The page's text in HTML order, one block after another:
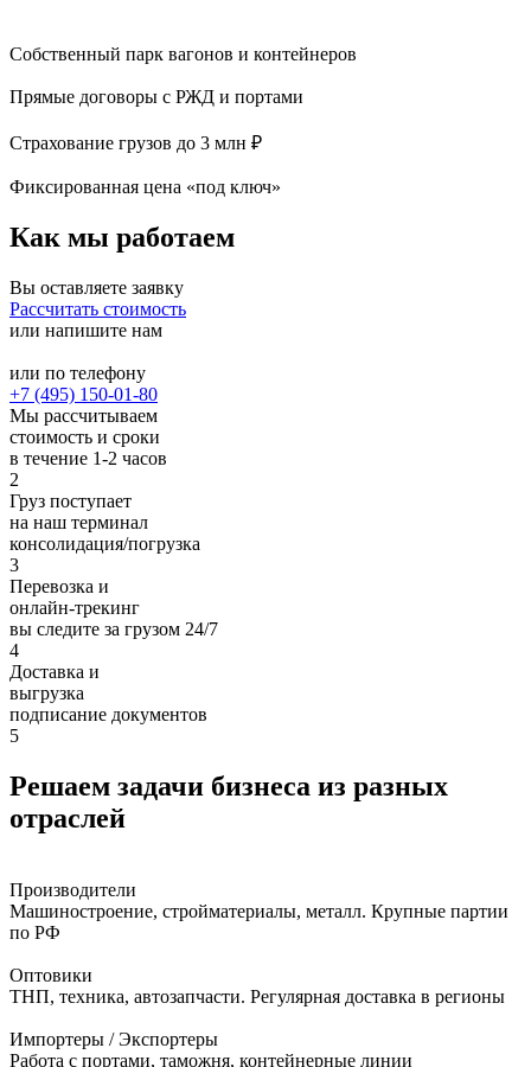
Собственный парк вагонов и контейнеров
Прямые договоры с РЖД и портами
Страхование грузов до 3 млн ₽
Фиксированная цена «под ключ»
Как мы работаем
Вы оставляете заявку
Рассчитать стоимость
или напишите нам
или по телефону
+7 (495) 150-01-80
Мы рассчитываем
стоимость и сроки
в течение 1-2 часов
2
Груз поступает
на наш терминал
консолидация/погрузка
3
Перевозка и
онлайн-трекинг
вы следите за грузом 24/7
4
Доставка и
выгрузка
подписание документов
5
Решаем задачи бизнеса из разных
отраслей
Производители
Машиностроение, стройматериалы, металл. Крупные партии
по РФ
Оптовики
ТНП, техника, автозапчасти. Регулярная доставка в регионы
Импортеры / Экспортеры
Работа с портами, таможня, контейнерные линии